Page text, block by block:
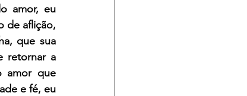
amor, eu
de aflição,
que sua
retornar a
amor que
e fé, eu